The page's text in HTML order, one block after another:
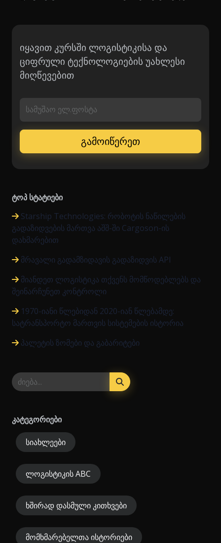
იყავით კურსში ლოგისტიკისა და
ციფრული ტექნოლოგიების უახლესი
მიღწევებით
სამუშაო ელ.ფოსტა
ტოპ სტატიები
Starship Technologies: რობოტის ნაწილების
გადაზიდვების მართვა აშშ-ში Cargoson-ის
დახმარებით
მრავალი გადამზიდავის გადაზიდვის API
მიანდეთ ლოგისტიკა თქვენს მომწოდებლებს და
შეინარჩუნეთ კონტროლი
1970-იანი წლებიდან 2020-იან წლებამდე:
სატრანსპორტო მართვის სისტემების ისტორია
პალეტის ზომები და გაბარიტები
კატეგორიები
სიახლეები
ლოგისტიკის ABC
ხშირად დასმული კითხვები
მომხმარებელთა ისტორიები